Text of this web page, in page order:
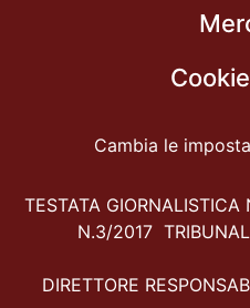
Cambia le
TESTATA
N.3/2017
DIRETTORE